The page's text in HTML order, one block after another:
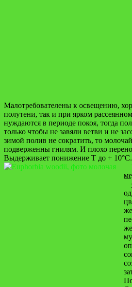
Малотребователены к освещению,
полутени, так и при ярком
нуждаются в периоде покоя, тогда
только чтобы не завяли ветви и не
зимой полив не сократить, то
подверженны гнилям. И плохо
Выдерживает понижение Т до + 10°С.